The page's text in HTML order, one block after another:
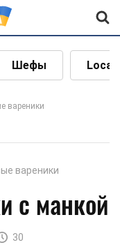
Шефы Local
вареники
вареники
с манкой
30